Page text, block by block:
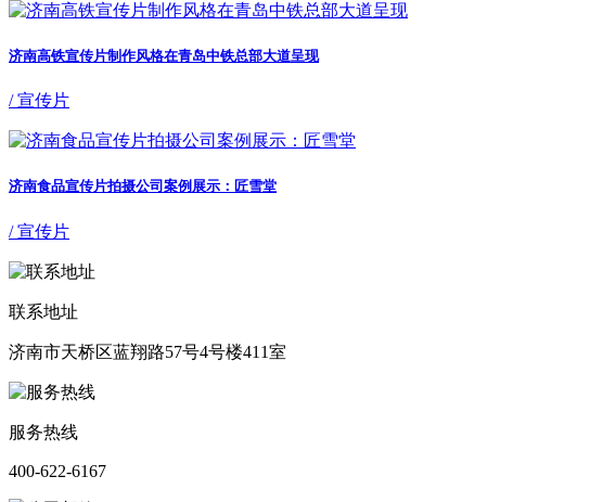
济南高铁宣传片制作风格在青岛中铁总部大道呈现
/ 宣传片
济南食品宣传片拍摄公司案例展示：匠雪堂
/ 宣传片
联系地址
济南市天桥区蓝翔路57号4号楼411室
服务热线
400-622-6167